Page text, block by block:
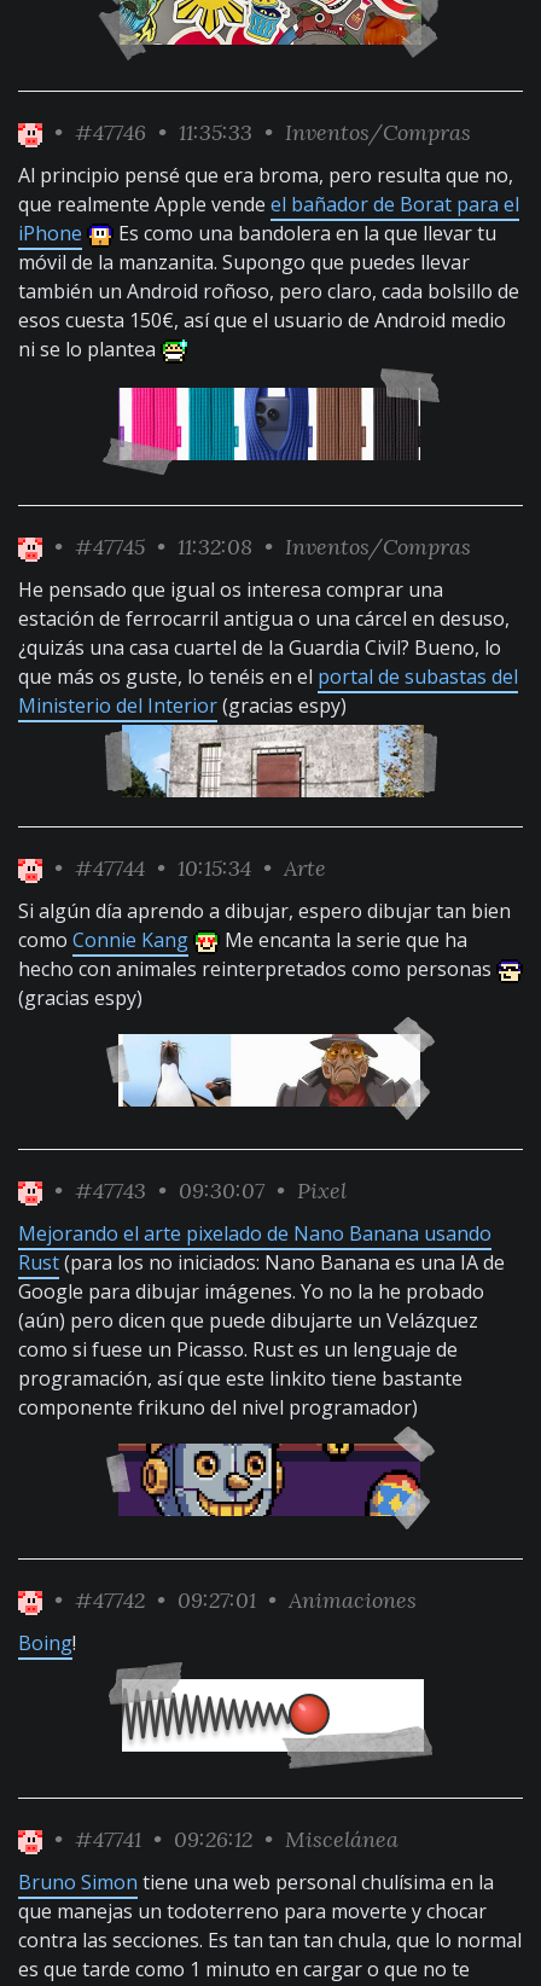
• #47746 • 11:35:33 • Inventos/Compras
Al principio pensé que era broma, pero resulta que no,
que realmente Apple vende el bañador de Borat para el
iPhone
Es como una bandolera en la que llevar tu
móvil de la manzanita. Supongo que puedes llevar
también un Android roñoso, pero claro, cada bolsillo de
esos cuesta 150€, así que el usuario de Android medio
ni se lo plantea
• #47745 • 11:32:08 • Inventos/Compras
He pensado que igual os interesa comprar una
estación de ferrocarril antigua o una cárcel en desuso,
¿quizás una casa cuartel de la Guardia Civil? Bueno, lo
que más os guste, lo tenéis en el portal de subastas del
Ministerio del Interior(gracias espy)
• #47744 • 10:15:34 • Arte
Si algún día aprendo a dibujar, espero dibujar tan bien
como Connie Kang
Me encanta la serie que ha
hecho con animales reinterpretados como personas
(gracias espy)
• #47743 • 09:30:07 • Pixel
Mejorando el arte pixelado de Nano Banana usando
Rust(para los no iniciados: Nano Banana es una IA de
Google para dibujar imágenes. Yo no la he probado
(aún) pero dicen que puede dibujarte un Velázquez
como si fuese un Picasso. Rust es un lenguaje de
programación, así que este linkito tiene bastante
componente frikuno del nivel programador)
• #47742 • 09:27:01 • Animaciones
Boing!
• #47741 • 09:26:12 • Miscelánea
Bruno Simon tiene una web personal chulísima en la
que manejas un todoterreno para moverte y chocar
contra las secciones. Es tan tan tan chula, que lo normal
es que tarde como 1 minuto en cargar o que no te